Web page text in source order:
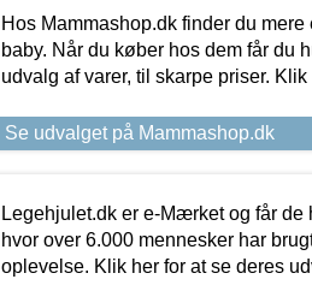
Hos Mammashop.dk finder du
baby. Når du køber hos dem får du
udvalg af varer, til skarpe priser.
Se udvalget på Mammashop.dk
Legehjulet.dk er e-Mærket og får
hvor over 6.000 mennesker har
oplevelse. Klik her for at se deres